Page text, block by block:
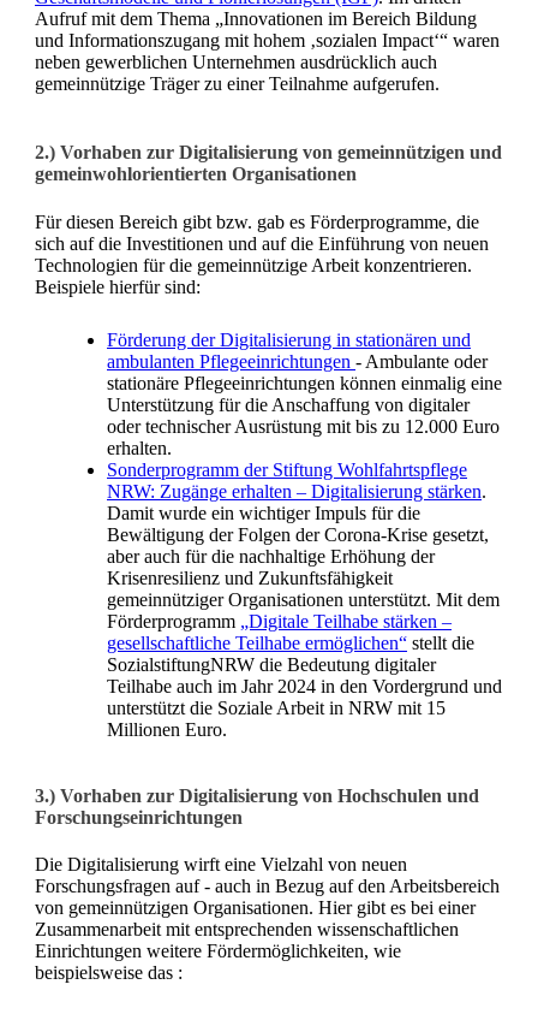
Aufruf mit dem Thema „Innovationen im Bereich Bildung
und Informationszugang mit hohem ‚sozialen Impact‘“ waren
neben gewerblichen Unternehmen ausdrücklich auch
gemeinnützige Träger zu einer Teilnahme aufgerufen.
2.) Vorhaben zur Digitalisierung von gemeinnützigen und
gemeinwohlorientierten Organisationen
Für diesen Bereich gibt bzw. gab es Förderprogramme, die
sich auf die Investitionen und auf die Einführung von neuen
Technologien für die gemeinnützige Arbeit konzentrieren.
Beispiele hierfür sind:
Förderung der Digitalisierung in stationären und
ambulanten Pflegeeinrichtungen - Ambulante oder
stationäre Pflegeeinrichtungen können einmalig eine
Unterstützung für die Anschaffung von digitaler
oder technischer Ausrüstung mit bis zu 12.000 Euro
erhalten.
Sonderprogramm der Stiftung Wohlfahrtspflege
NRW: Zugänge erhalten – Digitalisierung stärken.
Damit wurde ein wichtiger Impuls für die
Bewältigung der Folgen der Corona-Krise gesetzt,
aber auch für die nachhaltige Erhöhung der
Krisenresilienz und Zukunftsfähigkeit
gemeinnütziger Organisationen unterstützt. Mit dem
Förderprogramm „Digitale Teilhabe stärken –
gesellschaftliche Teilhabe ermöglichen“ stellt die
SozialstiftungNRW die Bedeutung digitaler
Teilhabe auch im Jahr 2024 in den Vordergrund und
unterstützt die Soziale Arbeit in NRW mit 15
Millionen Euro.
3.) Vorhaben zur Digitalisierung von Hochschulen und
Forschungseinrichtungen
Die Digitalisierung wirft eine Vielzahl von neuen
Forschungsfragen auf - auch in Bezug auf den Arbeitsbereich
von gemeinnützigen Organisationen. Hier gibt es bei einer
Zusammenarbeit mit entsprechenden wissenschaftlichen
Einrichtungen weitere Fördermöglichkeiten, wie
beispielsweise das :